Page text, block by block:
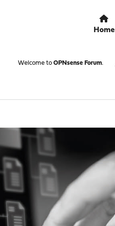
Home
Welcome to OPNsense Forum.